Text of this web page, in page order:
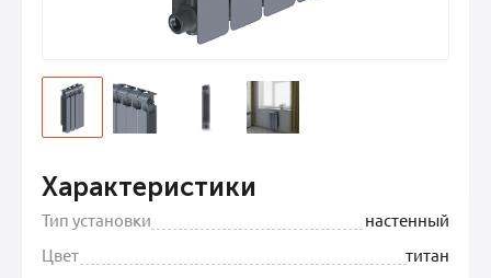
Характеристики
Тип установки
настенный
Цвет
титан